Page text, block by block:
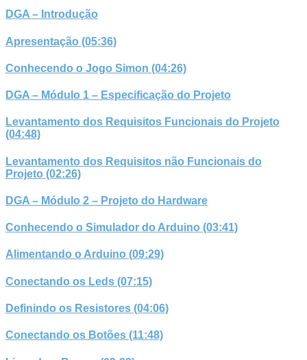
DGA – Introdução
Apresentação (05:36)
Conhecendo o Jogo Simon (04:26)
DGA – Módulo 1 – Especificação do Projeto
Levantamento dos Requisitos Funcionais do Projeto
(04:48)
Levantamento dos Requisitos não Funcionais do
Projeto (02:26)
DGA – Módulo 2 – Projeto do Hardware
Conhecendo o Simulador do Arduino (03:41)
Alimentando o Arduino (09:29)
Conectando os Leds (07:15)
Definindo os Resistores (04:06)
Conectando os Botões (11:48)